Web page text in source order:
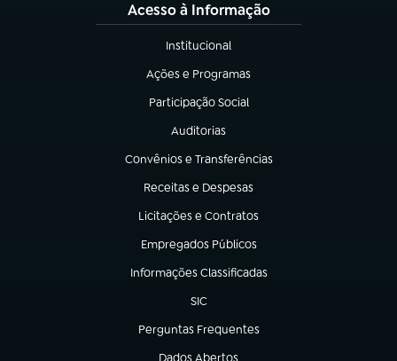
Acesso à Informação
Institucional
(abre em nova aba)
Ações e Programas
(abre em nova aba)
Participação Social
(abre em nova aba)
Auditorias
(abre em nova aba)
Convênios e Transferências
(abre em nova aba)
Receitas e Despesas
(abre em nova aba)
Licitações e Contratos
(abre em nova aba)
Empregados Públicos
(abre em nova aba)
Informações Classificadas
(abre em nova aba)
SIC
(abre em nova aba)
Perguntas Frequentes
(abre em nova aba)